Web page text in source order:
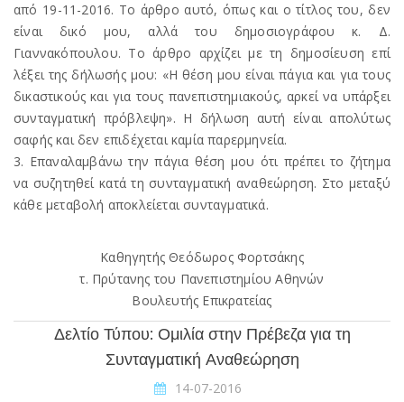
από 19-11-2016. Το άρθρο αυτό, όπως και ο τίτλος του, δεν
είναι δικό μου, αλλά του δημοσιογράφου κ. Δ.
Γιαννακόπουλου. Το άρθρο αρχίζει με τη δημοσίευση επί
λέξει της δήλωσής μου: «Η θέση μου είναι πάγια και για τους
δικαστικούς και για τους πανεπιστημιακούς, αρκεί να υπάρξει
συνταγματική πρόβλεψη». Η δήλωση αυτή είναι απολύτως
σαφής και δεν επιδέχεται καμία παρερμηνεία.
3. Επαναλαμβάνω την πάγια θέση μου ότι πρέπει το ζήτημα
να συζητηθεί κατά τη συνταγματική αναθεώρηση. Στο μεταξύ
κάθε μεταβολή αποκλείεται συνταγματικά.
Καθηγητής Θεόδωρος Φορτσάκης
τ. Πρύτανης του Πανεπιστημίου Αθηνών
Βουλευτής Επικρατείας
Δελτίο Τύπου: Ομιλία στην Πρέβεζα για τη
Συνταγματική Αναθεώρηση
14-07-2016